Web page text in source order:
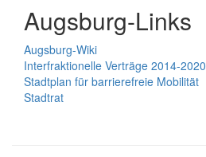
Augsburg-Links
Augsburg-Wiki
Interfraktionelle Verträge 2014-2020
Stadtplan für barrierefreie Mobilität
Stadtrat